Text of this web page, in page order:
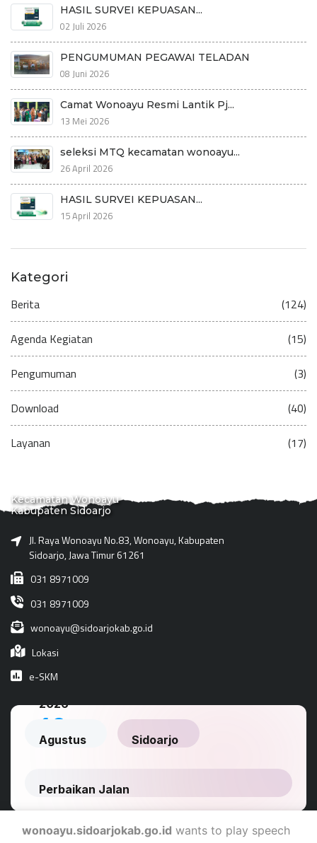
HASIL SURVEI KEPUASAN...
02 Juli 2026
PENGUMUMAN PEGAWAI TELADAN
08 Juni 2026
Camat Wonoayu Resmi Lantik Pj...
13 Mei 2026
seleksi MTQ kecamatan wonoayu...
26 April 2026
HASIL SURVEI KEPUASAN...
15 April 2026
Kategori
Berita (124)
Agenda Kegiatan (15)
Pengumuman (3)
Download (40)
Layanan (17)
Kecamatan Wonoayu
Kabupaten Sidoarjo
Jl. Raya Wonoayu No.83, Wonoayu, Kabupaten
Sidoarjo, Jawa Timur 61261
031 8971009
031 8971009
wonoayu@sidoarjokab.go.id
Lokasi
e-SKM
wonoayu.sidoarjokab.go.id wants to play speech